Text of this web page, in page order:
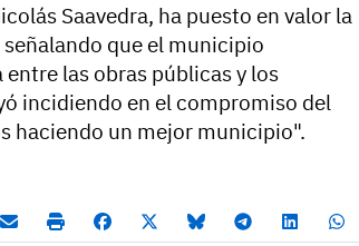
Saavedra, ha puesto en valor la
que el municipio
las obras públicas y los
incidiendo en el compromiso del
haciendo un mejor municipio".